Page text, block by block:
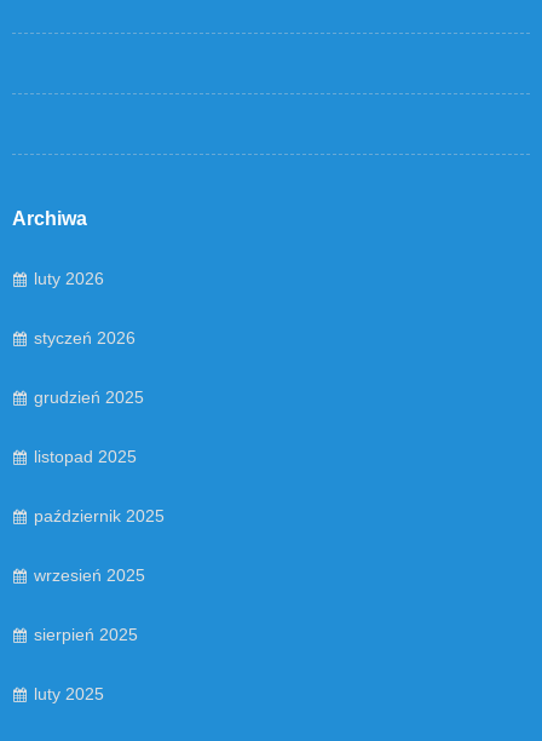
Archiwa
luty 2026
styczeń 2026
grudzień 2025
listopad 2025
październik 2025
wrzesień 2025
sierpień 2025
luty 2025